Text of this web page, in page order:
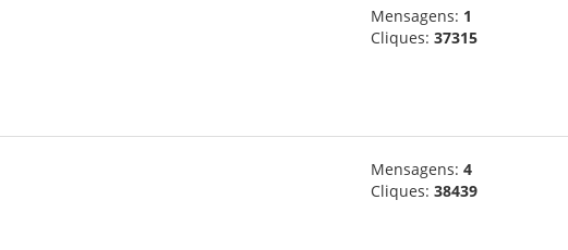
Mensagens: 1
Cliques: 37315
Mensagens: 4
Cliques: 38439